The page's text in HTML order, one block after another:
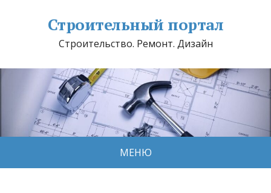
Строительный портал
Строительство. Ремонт. Дизайн
МЕНЮ